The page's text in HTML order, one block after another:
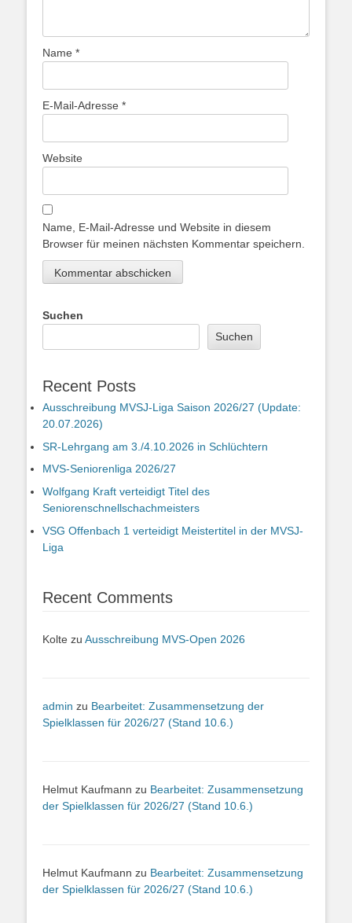
Name *
E-Mail-Adresse *
Website
Name, E-Mail-Adresse und Website in diesem
Browser für meinen nächsten Kommentar speichern.
Suchen
Suchen
Recent Posts
Ausschreibung MVSJ-Liga Saison 2026/27 (Update:
20.07.2026)
SR-Lehrgang am 3./4.10.2026 in Schlüchtern
MVS-Seniorenliga 2026/27
Wolfgang Kraft verteidigt Titel des
Seniorenschnellschachmeisters
VSG Offenbach 1 verteidigt Meistertitel in der MVSJ-
Liga
Recent Comments
Kolte zu Ausschreibung MVS-Open 2026
admin zu Bearbeitet: Zusammensetzung der
Spielklassen für 2026/27 (Stand 10.6.)
Helmut Kaufmann zu Bearbeitet: Zusammensetzung
der Spielklassen für 2026/27 (Stand 10.6.)
Helmut Kaufmann zu Bearbeitet: Zusammensetzung
der Spielklassen für 2026/27 (Stand 10.6.)